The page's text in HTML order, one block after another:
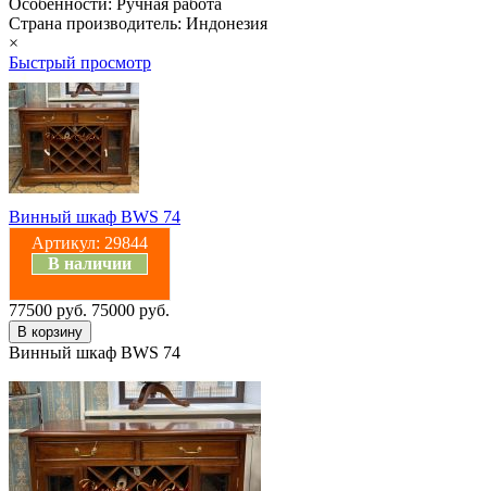
Страна производитель: Индонезия
×
Быстрый просмотр
Винный шкаф BWS 74
Артикул: 29844
В наличии
77500 руб. 75000 руб.
Винный шкаф BWS 74